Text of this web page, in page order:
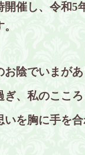
開催し、令和5
陰でいまがあ
ぎ、私のここ
を胸に手を合